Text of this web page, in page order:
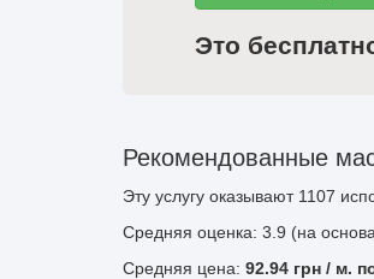
Это
Рекомендованные
Эту услугу оказывают 1107
Средняя оценка: 3.9 (на
Средняя цена: 92.94 грн / м.